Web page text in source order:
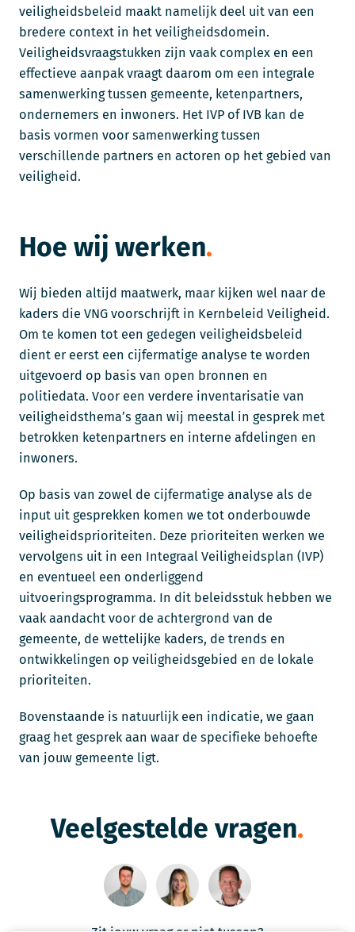
veiligheidsbeleid maakt namelijk deel uit van een
bredere context in het veiligheidsdomein.
Veiligheidsvraagstukken zijn vaak complex en een
effectieve aanpak vraagt daarom om een integrale
samenwerking tussen gemeente, ketenpartners,
ondernemers en inwoners. Het IVP of IVB kan de
basis vormen voor samenwerking tussen
verschillende partners en actoren op het gebied van
veiligheid.
Hoe wij werken
Wij bieden altijd maatwerk, maar kijken wel naar de
kaders die VNG voorschrijft in Kernbeleid Veiligheid.
Om te komen tot een gedegen veiligheidsbeleid
dient er eerst een cijfermatige analyse te worden
uitgevoerd op basis van open bronnen en
politiedata. Voor een verdere inventarisatie van
veiligheidsthema’s gaan wij meestal in gesprek met
betrokken ketenpartners en interne afdelingen en
inwoners.
Op basis van zowel de cijfermatige analyse als de
input uit gesprekken komen we tot onderbouwde
veiligheidsprioriteiten. Deze prioriteiten werken we
vervolgens uit in een Integraal Veiligheidsplan (IVP)
en eventueel een onderliggend
uitvoeringsprogramma. In dit beleidsstuk hebben we
vaak aandacht voor de achtergrond van de
gemeente, de wettelijke kaders, de trends en
ontwikkelingen op veiligheidsgebied en de lokale
prioriteiten.
Bovenstaande is natuurlijk een indicatie, we gaan
graag het gesprek aan waar de specifieke behoefte
van jouw gemeente ligt.
Veelgestelde vragen